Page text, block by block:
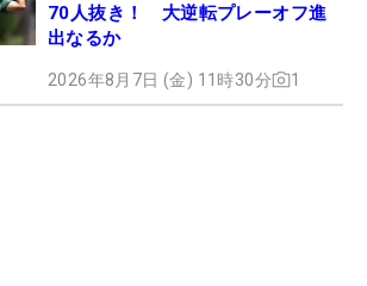
70人抜き！ 大逆転プレーオフ進
出なるか
2026年8月7日 (金) 11時30分 1